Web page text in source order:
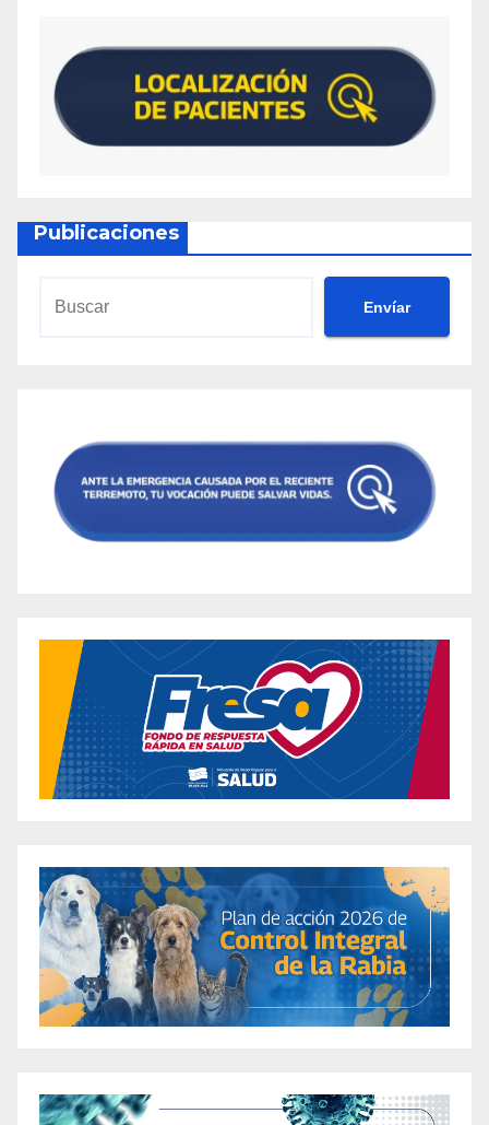
Publicaciones
Envíar